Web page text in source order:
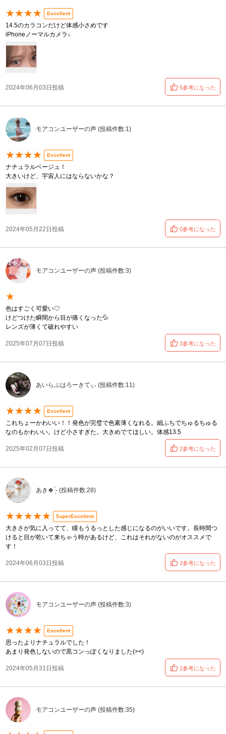
★★★★ Excellent
14.5のカラコンだけど体感小さめです
iPhoneノーマルカメラ↓
2024年06月03日投稿 5参考になった
モアコンユーザーの声 (投稿件数:1)
★★★★ Excellent
ナチュラルベージュ！
大きいけど、宇宙人にはならないかな？
2024年05月22日投稿 0参考になった
モアコンユーザーの声 (投稿件数:3)
★
色はすごく可愛い♡
けどつけた瞬間から目が痛くなった💦
レンズが薄くて破れやすい
2025年07月07日投稿 3参考になった
あいらぶはろーきてぃ (投稿件数:11)
★★★★ Excellent
これちょーかわいい！！発色が完璧で色素薄くなれる。細ふちでちゅるちゅる
なのもかわいい。けど小さすぎた。大きめでてほしい。体感13.5
2025年02月07日投稿 2参考になった
あき🍀 ̖́- (投稿件数:28)
★★★★★ SuperExcellent
大きさが気に入ってて、瞳もうるっとした感じになるのがいいです。長時間つ
けると目が乾いて来ちゃう時があるけど、これはそれがないのがオススメで
す！
2024年06月03日投稿 2参考になった
モアコンユーザーの声 (投稿件数:3)
★★★★ Excellent
思ったよりナチュラルでした！
あまり発色しないので黒コンっぽくなりました(><)
2024年05月31日投稿 2参考になった
モアコンユーザーの声 (投稿件数:35)